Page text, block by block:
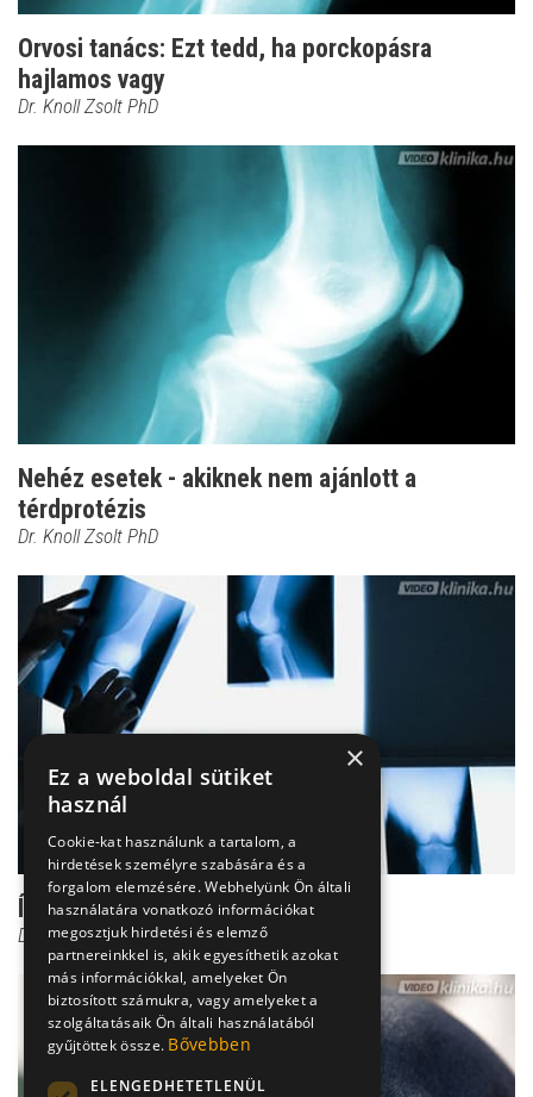
Orvosi tanács: Ezt tedd, ha porckopásra
hajlamos vagy
Dr. Knoll Zsolt PhD
Nehéz esetek - akiknek nem ajánlott a
térdprotézis
Dr. Knoll Zsolt PhD
Így néz ki a térdprotézis
Dr. Knoll Zsolt PhD
×
Ez a weboldal sütiket
használ
Cookie-kat használunk a tartalom, a
hirdetések személyre szabására és a
forgalom elemzésére. Webhelyünk Ön általi
használatára vonatkozó információkat
megosztjuk hirdetési és elemző
partnereinkkel is, akik egyesíthetik azokat
más információkkal, amelyeket Ön
biztosított számukra, vagy amelyeket a
szolgáltatásaik Ön általi használatából
gyűjtöttek össze. Bővebben
ELENGEDHETETLENÜL